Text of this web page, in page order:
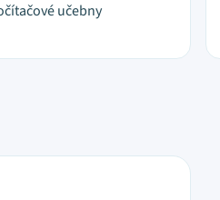
učebny